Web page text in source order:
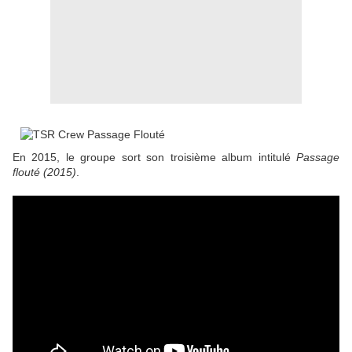
En 2015, le groupe sort son troisième album intitulé Passage
flouté (2015)